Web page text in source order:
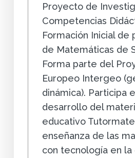
Proyecto de
Competencias
Formación Inicial de
de Matemáticas de
Forma parte del
Europeo Intergeo
dinámica). Participa
desarrollo del
educativo
enseñanza de las
con tecnología en la